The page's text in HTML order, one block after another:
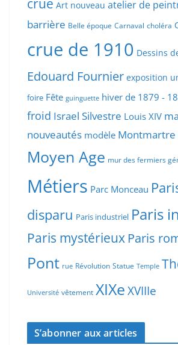
crue Art nouveau atelier de
barrière Belle époque Carnaval choléra
crue de 1910 Dessins
Edouard Fournier exposition
foire Fête guinguette hiver de 1879 -
froid Israel Silvestre Louis XIV
nouveautés modèle Montmartre
Moyen Age mur des fermiers
Métiers Parc Monceau
disparu Paris industriel Paris
Paris mystérieux Paris
Pont rue Révolution Statue Temple
Université vêtement XIXeXVIIIe
S’abonner aux articles